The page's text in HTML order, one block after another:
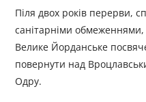
Піля двох років перерви,
санітарніми обмеженнями,
Велике Йорданське
повернути над
Одру.